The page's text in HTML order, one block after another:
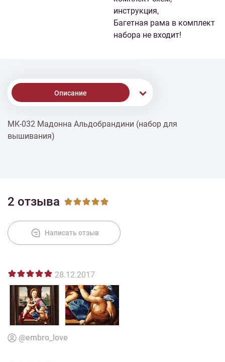
инструкция,
Багетная рама в комплект
набора не входит!
Описание
Доставка
МК-032 Мадонна Альдобрандини (набор для
вышивания)
2 отзыва
Написать отзыв
28.12.2017
@embro_love